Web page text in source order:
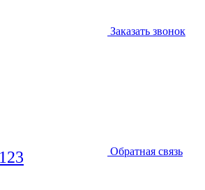
Заказать звонок
Обратная связь